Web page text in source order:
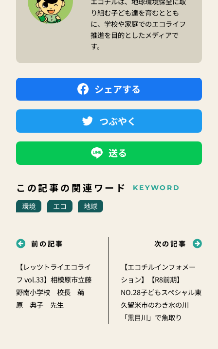
り組む子ども達を育むととも
に、学校や家庭でのエコライフ
推進を目的としたメディアで
す。
シェアする
つぶやく
送る
この記事の関連ワード KEYWORD
環境 エコ 地球
前の記事
【レッツトライエコライ
フ vol.33】相模原市立藤
野南小学校 校長 蘒
原 典子 先生
次の記事
【エコチルインフォメー
ション】【R8前期】
NO.28子どもスペシャル東
久留米市のわき水の川
「黒目川」で魚取り